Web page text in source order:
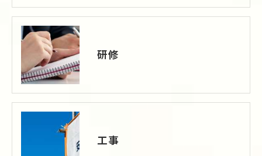
研修
工事